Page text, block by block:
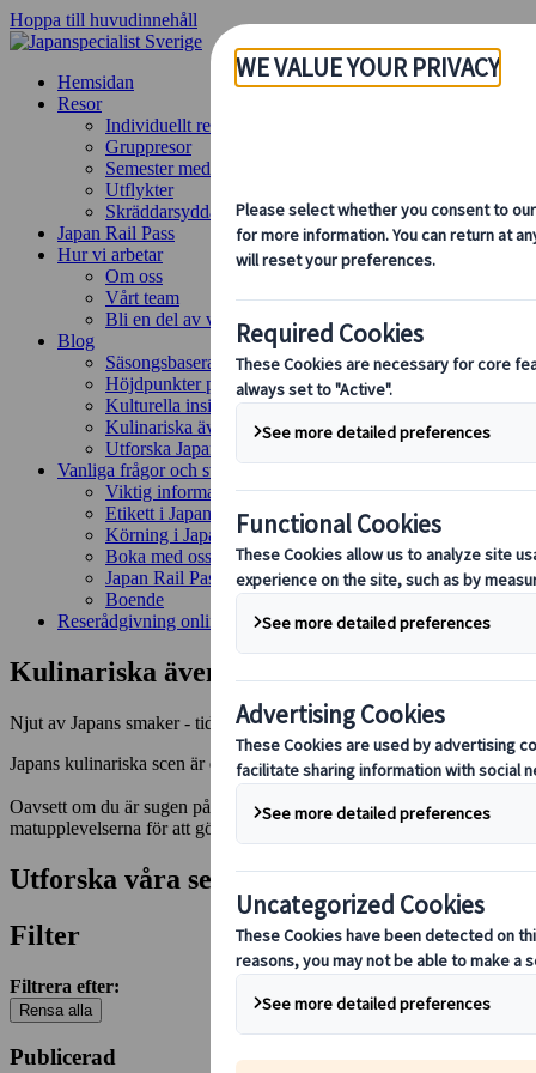
Hoppa till huvudinnehåll
Hemsidan
Resor
Individuellt resande
Gruppresor
Semester med självkörning
Utflykter
Skräddarsydda gruppresor
Japan Rail Pass
Hur vi arbetar
Om oss
Vårt team
Bli en del av vårt team
Blog
Säsongsbaserade resetips
Höjdpunkter på resmålet
Kulturella insikter
Kulinariska äventyr
Utforska Japan med tåg
Vanliga frågor och svar
Viktig information
Etikett i Japan
Körning i Japan
Boka med oss
Japan Rail Pass
Boende
Reserådgivning online
Kulinariska äventyr i Japan
Njut av Japans smaker - tidlösa rätter och regionala specialiteter
Japans kulinariska scen är en hyllning till både tradition och
Oavsett om du är sugen på att prova lokal gatumat eller njuta av
matupplevelserna för att göra din resa oförglömlig.
Utforska våra senaste artiklar
Filter
Filtrera efter:
Rensa alla
Publicerad